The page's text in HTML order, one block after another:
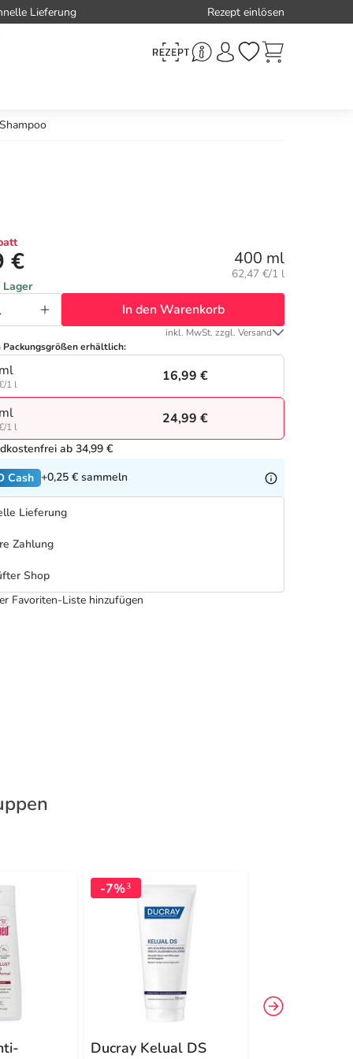
Lieferung Rezept einlösen
€ 400 ml
Grundpreis:
62,47 €/1 l
In den Warenkorb
inkl. MwSt. zzgl. Versand
Packungsgrößen erhältlich:
1 l
16,99 €
1 l
24,99 €
ab 34,99 €
Cash +0,25 € sammeln
Lieferung
Zahlung
Shop
Favoriten-Liste hinzufügen
-7%3
Ducray Kelual DS